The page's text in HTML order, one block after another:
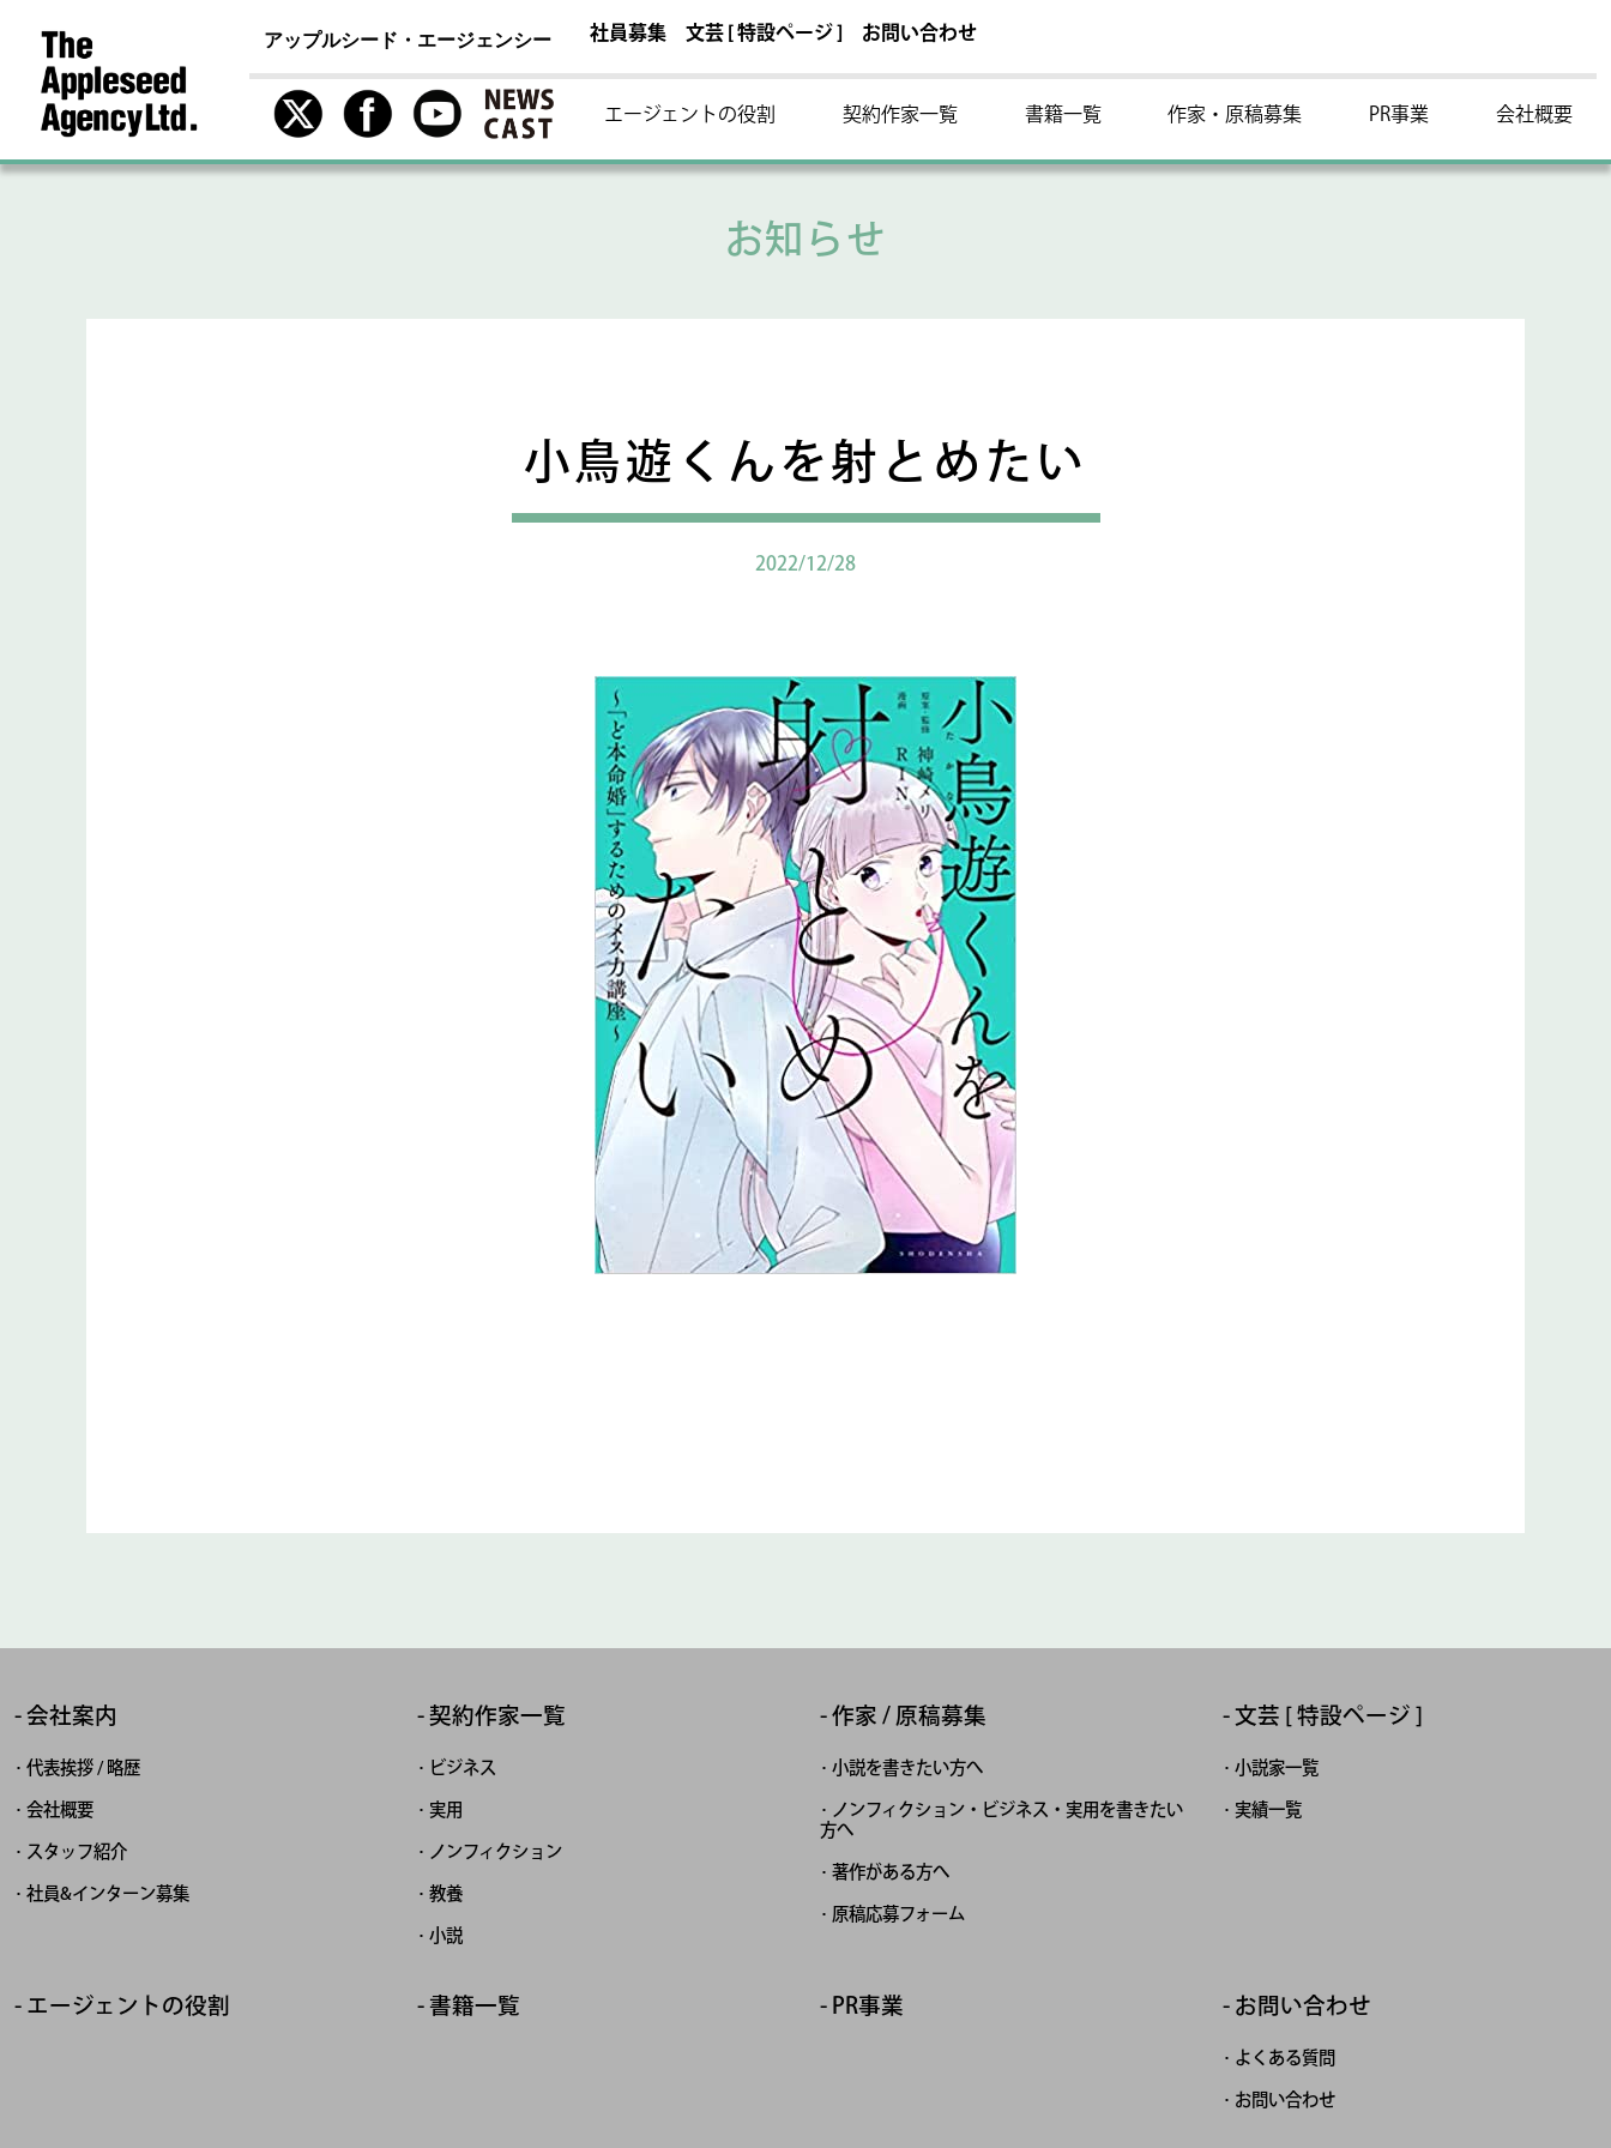
アップルシード・エージェンシー 社員募集 文芸 [ 特設ページ ] お問い合わせ
エージェントの役割 契約作家一覧 書籍一覧 作家・原稿募集 PR事業 会社概要
お知らせ
小鳥遊くんを射とめたい
2022/12/28
会社案内
代表挨拶 / 略歴
会社概要
スタッフ紹介
社員&インターン募集
契約作家一覧
ビジネス
実用
ノンフィクション
教養
小説
作家 / 原稿募集
小説を書きたい方へ
ノンフィクション・ビジネス・実用を書きたい
方へ
著作がある方へ
原稿応募フォーム
文芸 [ 特設ページ ]
小説家一覧
実績一覧
エージェントの役割 書籍一覧 PR事業 お問い合わせ
よくある質問
お問い合わせ